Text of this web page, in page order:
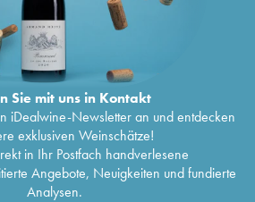
Sie mit uns in Kontakt
iDealwine-Newsletter an und entdecken
exklusiven Weinschätze!
in Ihr Postfach handverlesene
Angebote, Neuigkeiten und fundierte
Analysen.